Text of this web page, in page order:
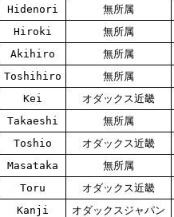
Hidenori
無所属
Hiroki
無所属
Akihiro
無所属
Toshihiro
無所属
Kei
オダックス近畿
Takaeshi
無所属
Toshio
オダックス近畿
Masataka
無所属
Toru
オダックス近畿
Kanji
オダックスジャパン